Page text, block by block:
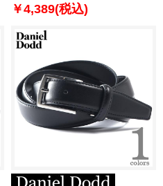
サイズ azbl-259002
￥4,389(税込)